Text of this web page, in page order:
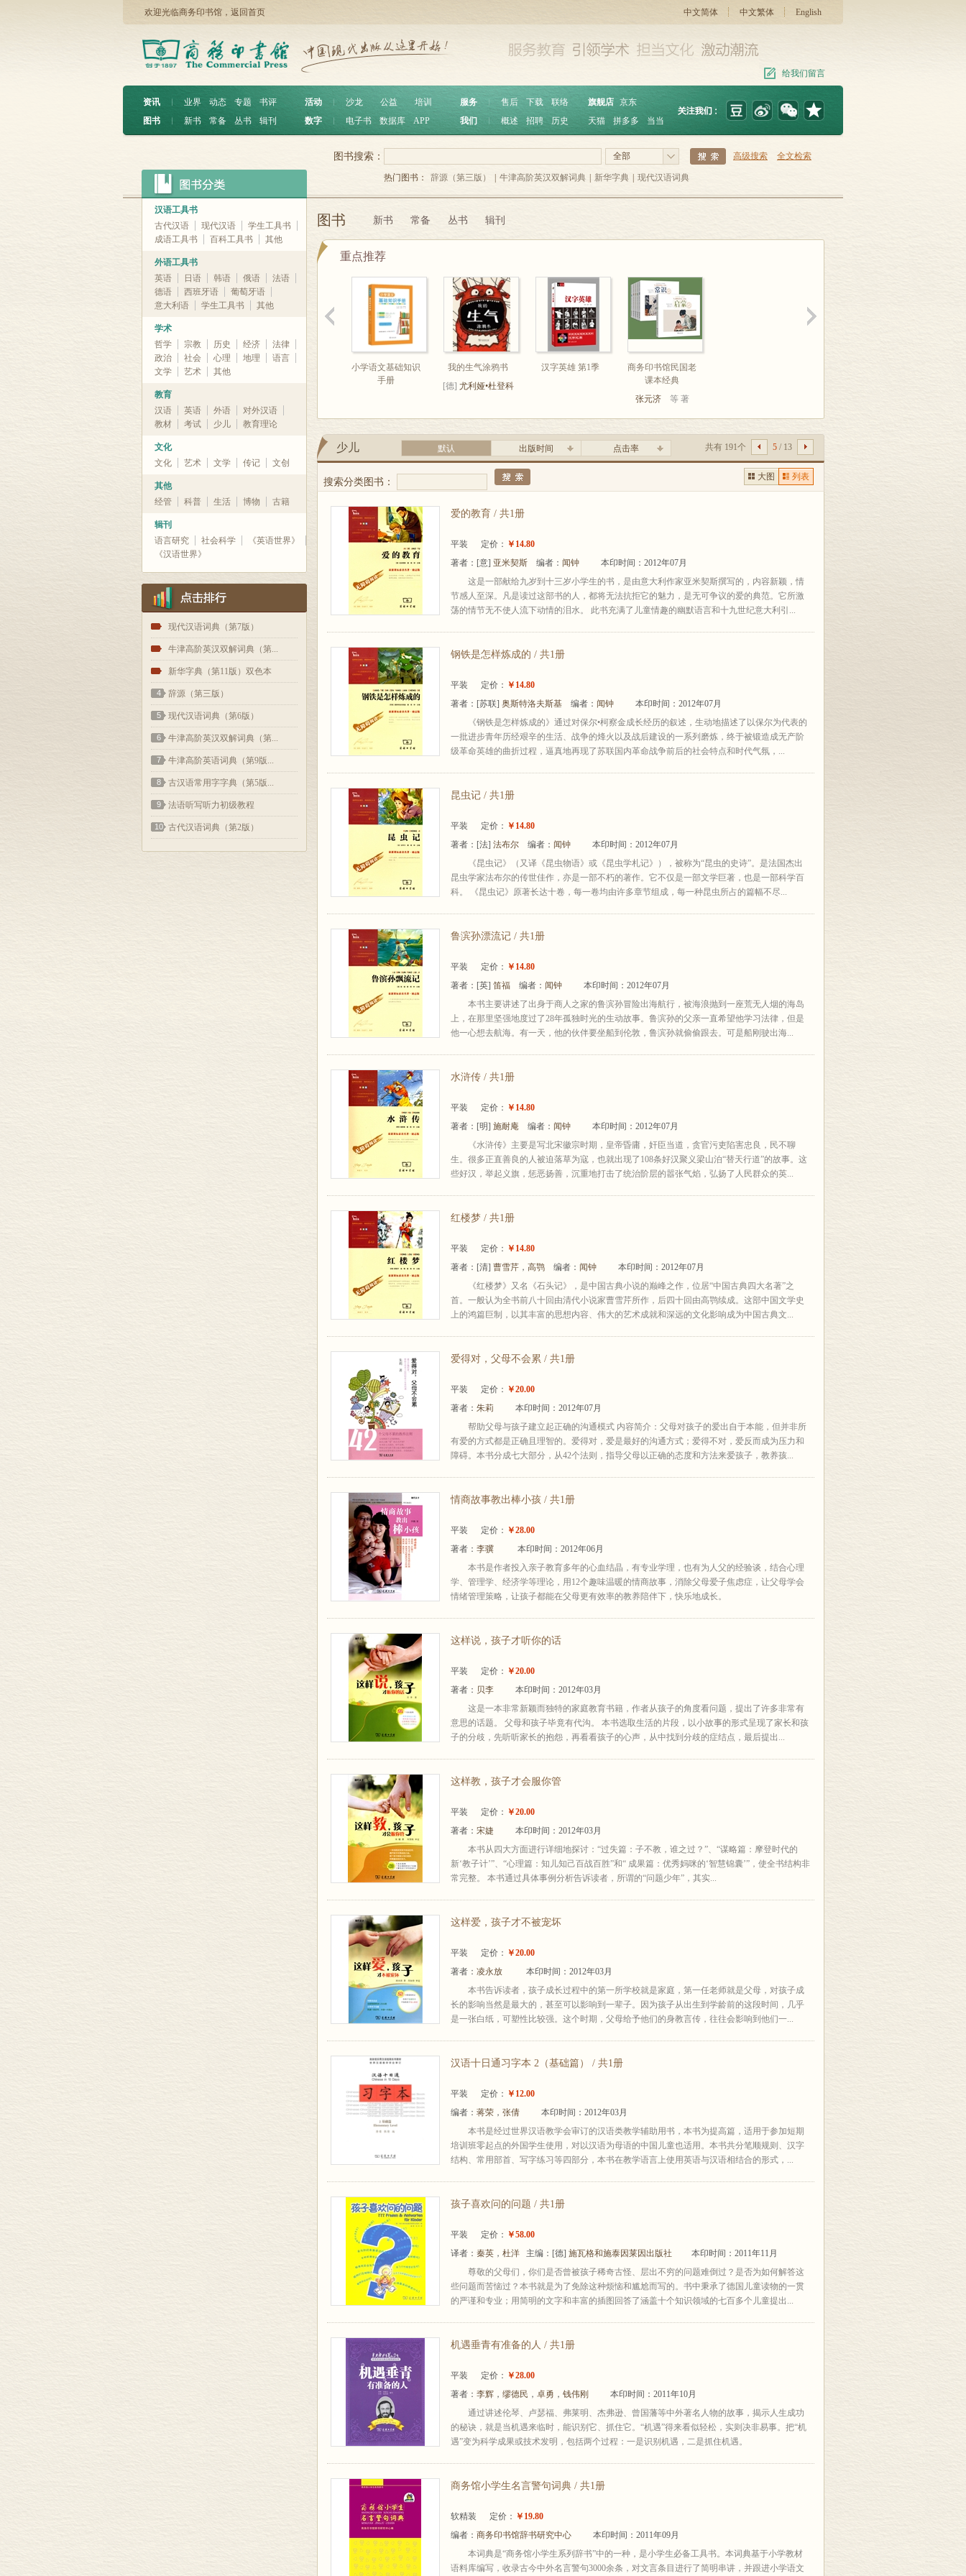
欢迎光临商务印书馆， 返回首页 中文简体 中文繁体 English
给我们留言
资讯 ︱ 业界 动态 专题
书评
图书
︱ 新书 常备 丛书 辑刊
活动 沙龙 公益
培训
数字
电子书 数据库 APP
服务 ︱ 售后 下载
联络
我们
概述 招聘 历史
旗舰店 京东
天猫
拼多多 当当
汉语工具书
古代汉语
现代汉语
学生工具书
成语工具书
百科工具书 其他
外语工具书
英语
日语 韩语 俄语
法语
德语
西班牙语
葡萄牙语
意大利语
学生工具书 其他
学术
哲学
宗教 历史 经济
法律
政治
社会 心理 地理
语言
文学
艺术 其他
教育
汉语
英语 外语
对外汉语
教材
考试 少儿 教育理论
文化
文化
艺术 文学 传记 文创
其他
经管
科普 生活 博物 古籍
辑刊
语言研究
社会科学
《英语世界》
《汉语世界》
1 现代汉语词典（第7版）
2 牛津高阶英汉双解词典（第...
3 新华字典（第11版）双色本
4 辞源（第三版）
5 现代汉语词典（第6版）
6 牛津高阶英汉双解词典（第...
7 牛津高阶英语词典（第9版...
8 古汉语常用字字典（第5版...
9 法语听写听力初级教程
10 古代汉语词典（第2版）
全部 高级搜索 全文检索
图书搜索：
热门图书： 辞源（第三版） 牛津高阶英汉双解词典 新华字典 现代汉语词典
图书 新书 常备 丛书 辑刊
重点推荐
小学语文基础知识
手册
我的生气涂鸦书
[德] 尤利娅•杜登科
汉字英雄 第1季
商务印书馆民国老
课本经典
张元济等 著
少儿 默认 出版时间 点击率 共有 191个 5 / 13
大图 列表
搜索分类图书：
爱的教育 / 共1册
平装 定价： ￥14.80
著者： [意] 亚米契斯 编者： 闻钟
本印时间：2012年07月
这是一部献给九岁到十三岁小学生的书，是由意大利作家亚米契斯撰写的，内容新颖，情
节感人至深。凡是读过这部书的人，都将无法抗拒它的魅力，是无可争议的爱的典范。它所激
荡的情节无不使人流下动情的泪水。 此书充满了儿童情趣的幽默语言和十九世纪意大利引...
钢铁是怎样炼成的 / 共1册
平装 定价： ￥14.80
著者： [苏联] 奥斯特洛夫斯基 编者： 闻钟
本印时间：2012年07月
《钢铁是怎样炼成的》通过对保尔•柯察金成长经历的叙述，生动地描述了以保尔为代表的
一批进步青年历经艰辛的生活、战争的烽火以及战后建设的一系列磨炼，终于被锻造成无产阶
级革命英雄的曲折过程，逼真地再现了苏联国内革命战争前后的社会特点和时代气氛，...
昆虫记 / 共1册
平装 定价： ￥14.80
著者： [法] 法布尔 编者： 闻钟
本印时间：2012年07月
《昆虫记》（又译《昆虫物语》或《昆虫学札记》），被称为“昆虫的史诗”。是法国杰出
昆虫学家法布尔的传世佳作，亦是一部不朽的著作。它不仅是一部文学巨著，也是一部科学百
科。 《昆虫记》原著长达十卷，每一卷均由许多章节组成，每一种昆虫所占的篇幅不尽...
鲁滨孙漂流记 / 共1册
平装 定价： ￥14.80
著者： [英] 笛福 编者： 闻钟
本印时间：2012年07月
本书主要讲述了出身于商人之家的鲁滨孙冒险出海航行，被海浪抛到一座荒无人烟的海岛
上，在那里坚强地度过了28年孤独时光的生动故事。鲁滨孙的父亲一直希望他学习法律，但是
他一心想去航海。有一天，他的伙伴要坐船到伦敦，鲁滨孙就偷偷跟去。可是船刚驶出海...
水浒传 / 共1册
平装 定价： ￥14.80
著者： [明] 施耐庵 编者： 闻钟
本印时间：2012年07月
《水浒传》主要是写北宋徽宗时期，皇帝昏庸，奸臣当道，贪官污吏陷害忠良，民不聊
生。很多正直善良的人被迫落草为寇，也就出现了108条好汉聚义梁山泊“替天行道”的故事。这
些好汉，举起义旗，惩恶扬善，沉重地打击了统治阶层的嚣张气焰，弘扬了人民群众的英...
红楼梦 / 共1册
平装 定价： ￥14.80
著者： [清] 曹雪芹 ， 高鹗 编者： 闻钟
本印时间：2012年07月
《红楼梦》又名《石头记》，是中国古典小说的巅峰之作，位居“中国古典四大名著”之
首。一般认为全书前八十回由清代小说家曹雪芹所作，后四十回由高鹗续成。这部中国文学史
上的鸿篇巨制，以其丰富的思想内容、伟大的艺术成就和深远的文化影响成为中国古典文...
爱得对，父母不会累 / 共1册
平装 定价： ￥20.00
著者： 朱莉
本印时间：2012年07月
帮助父母与孩子建立起正确的沟通模式 内容简介：父母对孩子的爱出自于本能，但并非所
有爱的方式都是正确且理智的。爱得对，爱是最好的沟通方式；爱得不对，爱反而成为压力和
障碍。本书分成七大部分，从42个法则，指导父母以正确的态度和方法来爱孩子，教养孩...
情商故事教出棒小孩 / 共1册
平装 定价： ￥28.00
著者： 李骥
本印时间：2012年06月
本书是作者投入亲子教育多年的心血结晶，有专业学理，也有为人父的经验谈，结合心理
学、管理学、经济学等理论，用12个趣味温暖的情商故事，消除父母爱子焦虑症，让父母学会
情绪管理策略，让孩子都能在父母更有效率的教养陪伴下，快乐地成长。
这样说，孩子才听你的话
平装 定价： ￥20.00
著者： 贝李
本印时间：2012年03月
这是一本非常新颖而独特的家庭教育书籍，作者从孩子的角度看问题，提出了许多非常有
意思的话题。 父母和孩子毕竟有代沟。 本书选取生活的片段，以小故事的形式呈现了家长和孩
子的分歧，先听听家长的抱怨，再看看孩子的心声，从中找到分歧的症结点，最后提出...
这样教，孩子才会服你管
平装 定价： ￥20.00
著者： 宋婕
本印时间：2012年03月
本书从四大方面进行详细地探讨：“过失篇：子不教，谁之过？”、“谋略篇：摩登时代的
新‘教子计’”、“心理篇：知儿知己百战百胜”和“ 成果篇：优秀妈咪的‘智慧锦囊’”，使全书结构非
常完整。 本书通过具体事例分析告诉读者，所谓的“问题少年”，其实...
这样爱，孩子才不被宠坏
平装 定价： ￥20.00
著者： 凌永放
本印时间：2012年03月
本书告诉读者，孩子成长过程中的第一所学校就是家庭，第一任老师就是父母，对孩子成
长的影响当然是最大的，甚至可以影响到一辈子。因为孩子从出生到学龄前的这段时间，几乎
是一张白纸，可塑性比较强。这个时期，父母给予他们的身教言传，往往会影响到他们一...
汉语十日通习字本 2（基础篇） / 共1册
平装 定价： ￥12.00
编者： 蒋荣 ， 张倩
本印时间：2012年03月
本书是经过世界汉语教学会审订的汉语类教学辅助用书，本书为提高篇，适用于参加短期
培训班零起点的外国学生使用，对以汉语为母语的中国儿童也适用。本书共分笔顺规则、汉字
结构、常用部首、写字练习等四部分，本书在教学语言上使用英语与汉语相结合的形式，...
孩子喜欢问的问题 / 共1册
平装 定价： ￥58.00
译者： 秦英 ， 杜洋 主编： [德] 施瓦格和施泰因莱因出版社
本印时间：2011年11月
尊敬的父母们，你们是否曾被孩子稀奇古怪、层出不穷的问题难倒过？是否为如何解答这
些问题而苦恼过？本书就是为了免除这种烦恼和尴尬而写的。书中秉承了德国儿童读物的一贯
的严谨和专业；用简明的文字和丰富的插图回答了涵盖十个知识领域的七百多个儿童提出...
机遇垂青有准备的人 / 共1册
平装 定价： ￥28.00
著者： 李辉 ， 缪德民 ， 卓勇 ， 钱伟刚
本印时间：2011年10月
通过讲述伦琴、卢瑟福、弗莱明、杰弗逊、曾国藩等中外著名人物的故事，揭示人生成功
的秘诀，就是当机遇来临时，能识别它、抓住它。“机遇”得来看似轻松，实则决非易事。把“机
遇”变为科学成果或技术发明，包括两个过程：一是识别机遇，二是抓住机遇。
商务馆小学生名言警句词典 / 共1册
软精装 定价： ￥19.80
编者： 商务印书馆辞书研究中心
本印时间：2011年09月
本词典是“商务馆小学生系列辞书”中的一种，是小学生必备工具书。本词典基于小学教材
语料库编写，收录古今中外名言警句3000余条，对文言条目进行了简明串讲，并跟进小学语文